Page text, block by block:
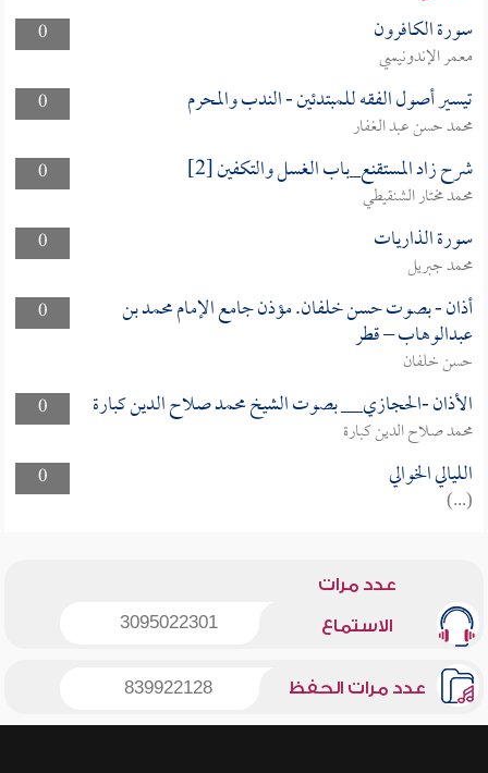
0 سورة الكافرون
معمر الإندونيسي
0
تيسير أصول الفقه للمبتدئين - الندب والمحرم
محمد حسن عبد الغفار
0
شرح زاد المستقنع_باب الغسل والتكفين [2]
محمد مختار الشنقيطي
0
سورة الذاريات
محمد جبريل
0
أذان - بصوت حسن خلفان. مؤذن جامع الإمام محمد بن
عبدالوهاب – قطر
حسن خلفان
0
الأذان -الحجازي__ بصوت الشيخ محمد صلاح الدين كبارة
محمد صلاح الدين كبارة
0
الليالي الخوالي
(...)
عدد مرات
الاستماع 3095022301
عدد مرات الحفظ 839922128